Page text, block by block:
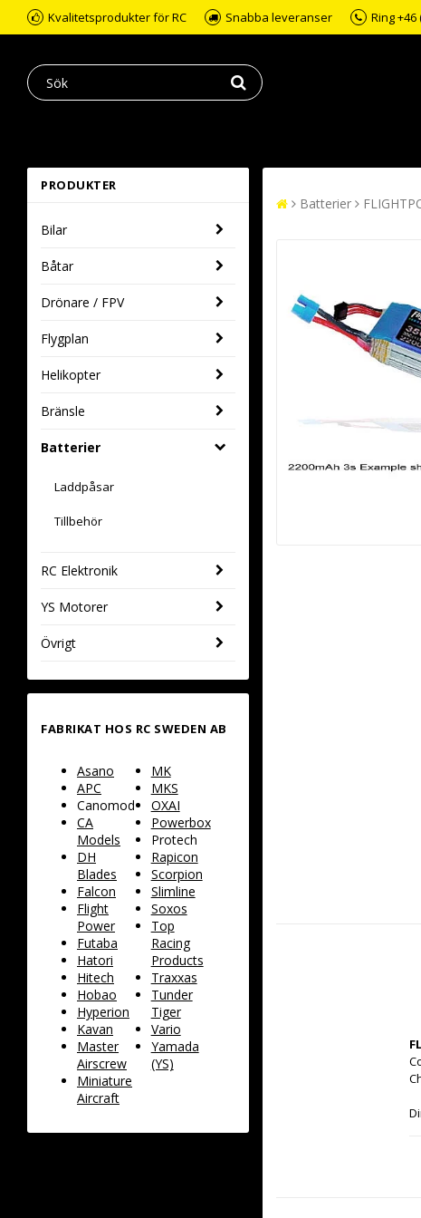
Kvalitetsprodukter för RC Snabba leveranser Ring +46
PRODUKTER
Bilar
Båtar
Drönare / FPV
Flygplan
Helikopter
Bränsle
Batterier
Laddpåsar
Tillbehör
RC Elektronik
YS Motorer
Övrigt
FABRIKAT HOS RC SWEDEN AB
Asano
APC
Canomod
CA
Models
DH
Blades
Falcon
Flight
Power
Futaba
Hatori
Hitech
Hobao
Hyperion
Kavan
Master
Airscrew
Miniature
Aircraft
MK
MKS
OXAI
Powerbox
Protech
Rapicon
Scorpion
Slimline
Soxos
Top
Racing
Products
Traxxas
Tunder
Tiger
Vario
Yamada
(YS)
Batterier